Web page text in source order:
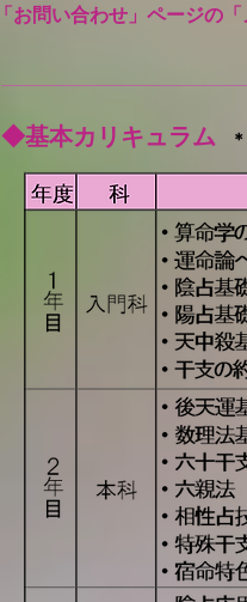
「お問い合わせ」ページの
◆基本カリキュラム ＊